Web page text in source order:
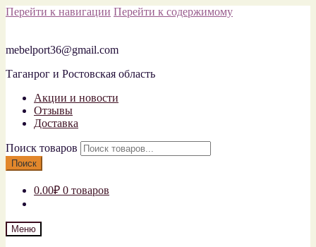
Перейти к навигации Перейти к содержимому
mebelport36@gmail.com
Таганрог и Ростовская область
Акции и новости
Отзывы
Доставка
Поиск товаров
Поиск
0.00₽ 0 товаров
Меню